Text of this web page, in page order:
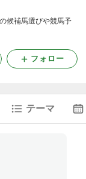
候補馬選びや競馬予
フォロー
テーマ